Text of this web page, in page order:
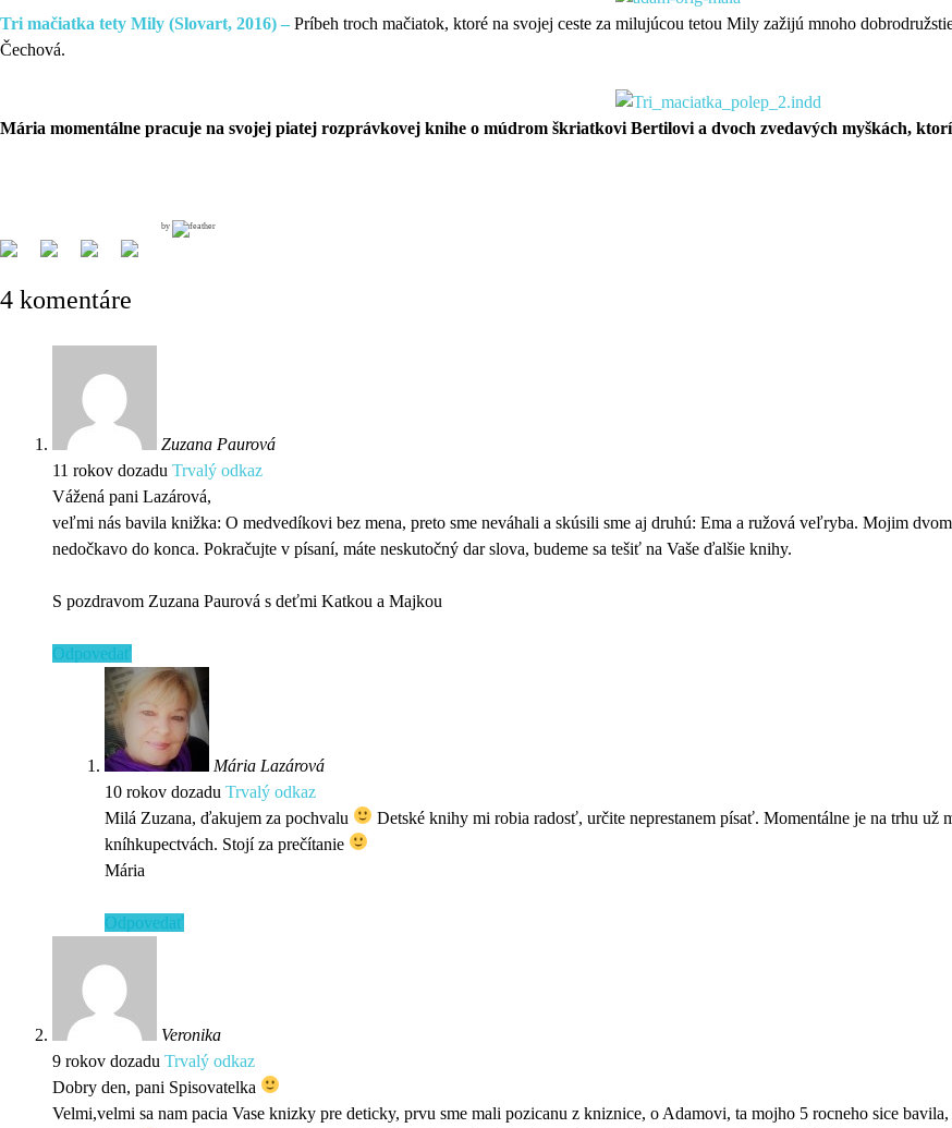
Tri mačiatka tety Mily (Slovart, 2016) – Príbeh troch mačiatok, ktoré na svojej ceste za milujúcou tetou Mily zažijú mnoho
Čechová.
Mária momentálne pracuje na svojej piatej rozprávkovej knihe o múdrom škriatkovi Bertilovi a dvoch zvedavých myškách, ktorí
by
4 komentáre
Zuzana Paurová
11 rokov dozadu Trvalý odkaz
Vážená pani Lazárová,
veľmi nás bavila knižka: O medvedíkovi bez mena, preto sme neváhali a skúsili sme aj druhú: Ema a ružová veľryba. Mojim
nedočkavo do konca. Pokračujte v písaní, máte neskutočný dar slova, budeme sa tešiť na Vaše ďalšie knihy.
S pozdravom Zuzana Paurová s deťmi Katkou a Majkou
Odpovedať
Mária Lazárová
10 rokov dozadu Trvalý odkaz
Milá Zuzana, ďakujem za pochvalu
Detské knihy mi robia radosť, určite neprestanem písať. Momentálne je na trhu
kníhkupectvách. Stojí za prečítanie
Mária
Odpovedať
Veronika
9 rokov dozadu Trvalý odkaz
Dobry den, pani Spisovatelka
Velmi,velmi sa nam pacia Vase knizky pre deticky, prvu sme mali pozicanu z kniznice, o Adamovi, ta mojho 5 rocneho sice